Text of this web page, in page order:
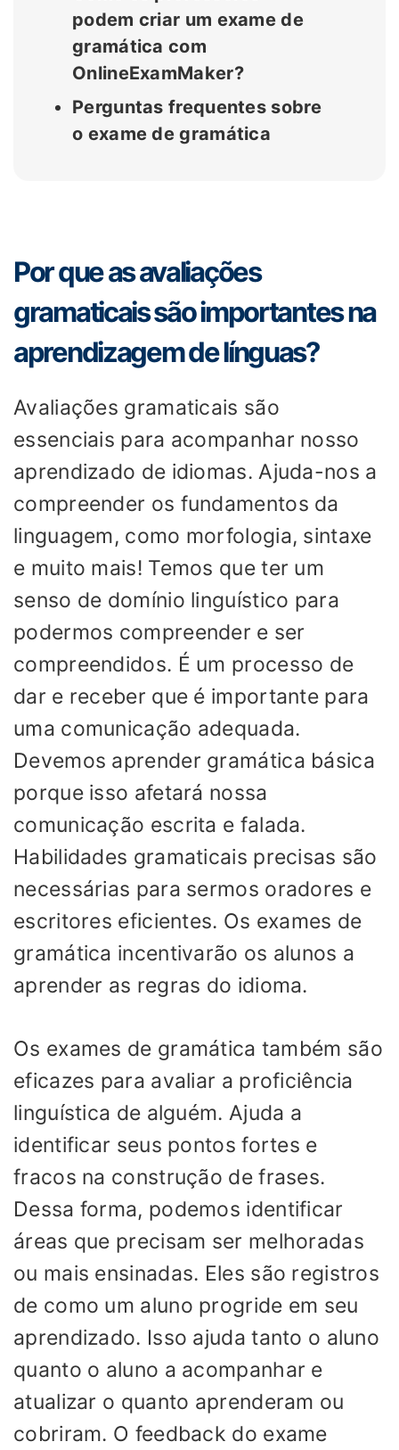
podem criar um exame de
gramática com
OnlineExamMaker?
Perguntas frequentes sobre
o exame de gramática
Por que as avaliações
gramaticais são importantes na
aprendizagem de línguas?
Avaliações gramaticais são
essenciais para acompanhar nosso
aprendizado de idiomas. Ajuda-nos a
compreender os fundamentos da
linguagem, como morfologia, sintaxe
e muito mais! Temos que ter um
senso de domínio linguístico para
podermos compreender e ser
compreendidos. É um processo de
dar e receber que é importante para
uma comunicação adequada.
Devemos aprender gramática básica
porque isso afetará nossa
comunicação escrita e falada.
Habilidades gramaticais precisas são
necessárias para sermos oradores e
escritores eficientes. Os exames de
gramática incentivarão os alunos a
aprender as regras do idioma.
Os exames de gramática também são
eficazes para avaliar a proficiência
linguística de alguém. Ajuda a
identificar seus pontos fortes e
fracos na construção de frases.
Dessa forma, podemos identificar
áreas que precisam ser melhoradas
ou mais ensinadas. Eles são registros
de como um aluno progride em seu
aprendizado. Isso ajuda tanto o aluno
quanto o aluno a acompanhar e
atualizar o quanto aprenderam ou
cobriram. O feedback do exame